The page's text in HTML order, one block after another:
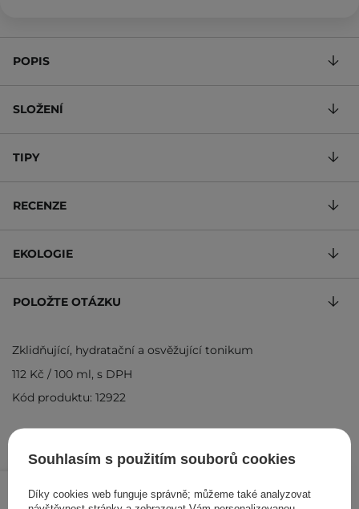
449 Kč 599 Kč
POPIS
SLOŽENÍ
TIPY
RECENZE
EKOLOGIE
POLOŽTE OTÁZKU
Zklidňující, hydratační a osvěžující tonikum
112 Kč / 100 ml, s DPH
Kód produktu: 12922
Souhlasím s použitím souborů cookies
Díky cookies web funguje správně; můžeme také analyzovat